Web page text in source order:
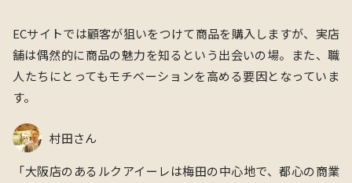
ECサイトでは顧客が狙いをつけて商品を購入しますが、実店
舗は偶然的に商品の魅力を知るという出会いの場。また、職
人たちにとってもモチベーションを高める要因となっていま
す。
村田さん
「大阪店のあるルクアイーレは梅田の中心地で、都心の商業